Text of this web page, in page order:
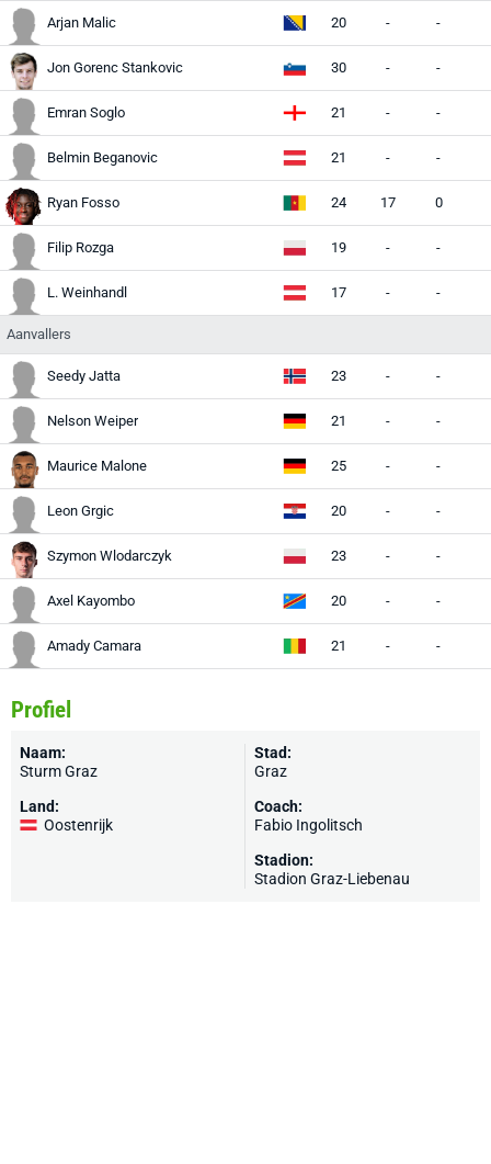
Arjan Malic 20 - -
Jon Gorenc Stankovic 30 - -
Emran Soglo 21 - -
Belmin Beganovic 21 - -
Ryan Fosso 24 17 0
Filip Rozga 19 - -
L. Weinhandl 17 - -
Aanvallers
Seedy Jatta 23 - -
Nelson Weiper 21 - -
Maurice Malone 25 - -
Leon Grgic 20 - -
Szymon Wlodarczyk 23 - -
Axel Kayombo 20 - -
Amady Camara 21 - -
Profiel
Naam:
Sturm Graz
Land:
Oostenrijk
Stad:
Graz
Coach:
Fabio Ingolitsch
Stadion:
Stadion Graz-Liebenau